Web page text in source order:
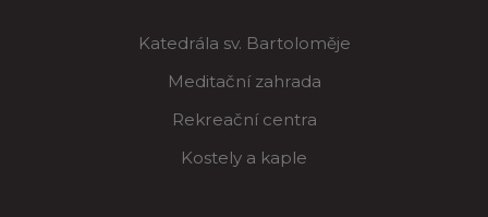
Katedrála sv. Bartoloměje
Meditační zahrada
Rekreační centra
Kostely a kaple